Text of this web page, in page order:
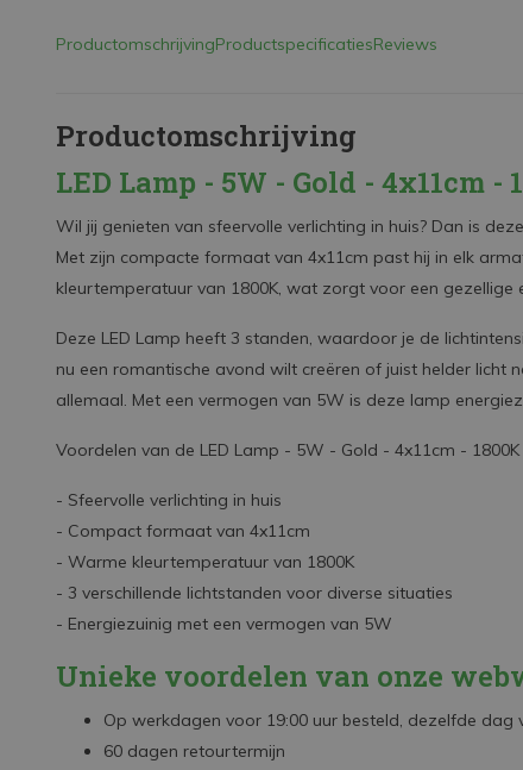
ProductomschrijvingProductspecificatiesReviews
Productomschrijving
LED Lamp - 5W - Gold - 4x11cm -
Wil jij genieten van sfeervolle verlichting in huis? Dan is
Met zijn compacte formaat van 4x11cm past hij in elk
kleurtemperatuur van 1800K, wat zorgt voor een gezellige
Deze LED Lamp heeft 3 standen, waardoor je de
nu een romantische avond wilt creëren of juist helder licht
allemaal. Met een vermogen van 5W is deze lamp
Voordelen van de LED Lamp - 5W - Gold - 4x11cm -
- Sfeervolle verlichting in huis
- Compact formaat van 4x11cm
- Warme kleurtemperatuur van 1800K
- 3 verschillende lichtstanden voor diverse situaties
- Energiezuinig met een vermogen van 5W
Unieke voordelen van onze
Op werkdagen voor 19:00 uur besteld, dezelfde dag
60 dagen retourtermijn